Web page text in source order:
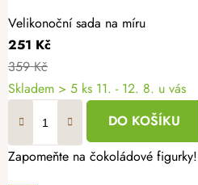
Velikonoční sada na míru
251 Kč
359 Kč
Skladem > 5 ks 11. - 12. 8. u vás
DO KOŠÍKU
Zapomeňte na čokoládové